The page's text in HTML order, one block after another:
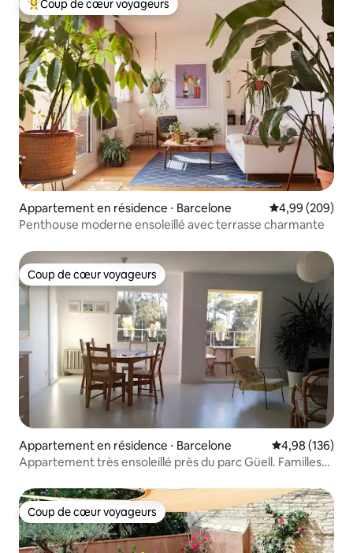
Coups de cœur voyageurs les plus appréciés
Coup de cœur voyageurs
Appartement en résidence ⋅ Barcelone Évaluation
4,99 (209)
Penthouse moderne ensoleillé avec terrasse charmante
Coup de cœur voyageurs
Coup de cœur voyageurs
Appartement en résidence ⋅ Barcelone Évaluation
4,98 (136)
Appartement très ensoleillé près du parc Güell. Familles
Coup de cœur voyageurs
Coup de cœur voyageurs